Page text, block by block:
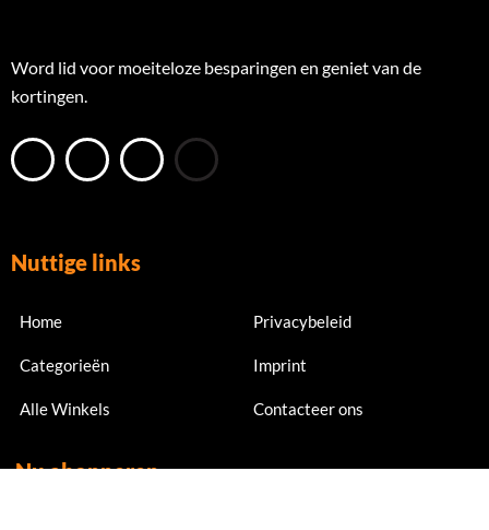
Word lid voor moeiteloze besparingen en geniet van de
kortingen.
Nuttige links
Home
Categorieën
Alle Winkels
Privacybeleid
Imprint
Contacteer ons
Nu abonneren